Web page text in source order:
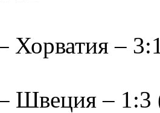
Хорватия –
Швеция –